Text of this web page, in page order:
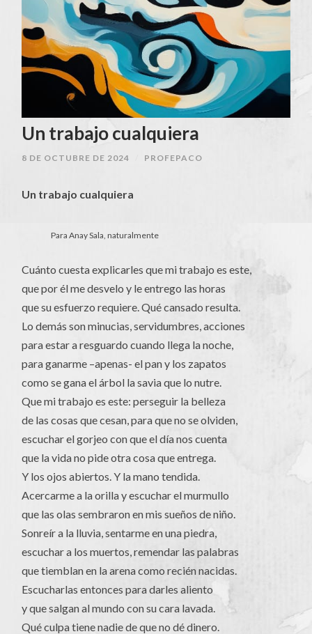
Un trabajo cualquiera
8 DE OCTUBRE DE 2024 PROFEPACO
Un trabajo cualquiera
Para Anay Sala, naturalmente
Cuánto cuesta explicarles que mi trabajo es este,
que por él me desvelo y le entrego las horas
que su esfuerzo requiere. Qué cansado resulta.
Lo demás son minucias, servidumbres, acciones
para estar a resguardo cuando llega la noche,
para ganarme –apenas- el pan y los zapatos
como se gana el árbol la savia que lo nutre.
Que mi trabajo es este: perseguir la belleza
de las cosas que cesan, para que no se olviden,
escuchar el gorjeo con que el día nos cuenta
que la vida no pide otra cosa que entrega.
Y los ojos abiertos. Y la mano tendida.
Acercarme a la orilla y escuchar el murmullo
que las olas sembraron en mis sueños de niño.
Sonreír a la lluvia, sentarme en una piedra,
escuchar a los muertos, remendar las palabras
que tiemblan en la arena como recién nacidas.
Escucharlas entonces para darles aliento
y que salgan al mundo con su cara lavada.
Qué culpa tiene nadie de que no dé dinero.